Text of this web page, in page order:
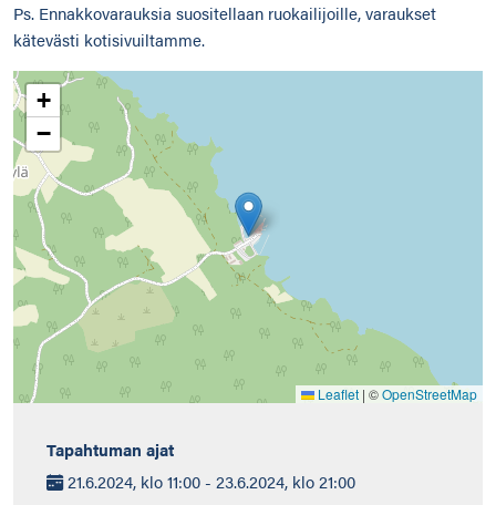
Ps. Ennakkovarauksia suositellaan ruokailijoille, varaukset
kätevästi kotisivuiltamme.
+
−
Leaflet | ©OpenStreetMap
Tapahtuman ajat
21.6.2024, klo 11:00 - 23.6.2024, klo 21:00